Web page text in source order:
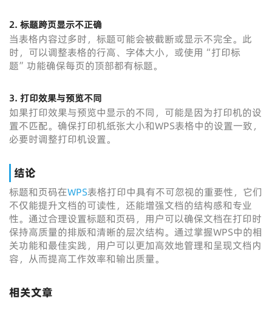
2. 标题跨页显示不正确
当表格内容过多时，标题可能会被截断或显示不完全。此
时，可以调整表格的行高、字体大小，或使用“打印标
题”功能确保每页的顶部都有标题。
3. 打印效果与预览不同
如果打印效果与预览中显示的不同，可能是因为打印机的设
置不匹配。确保打印机纸张大小和WPS表格中的设置一致，
必要时调整打印机设置。
结论
标题和页码在WPS表格打印中具有不可忽视的重要性，它们
不仅能提升文档的可读性，还能增强文档的结构感和专业
性。通过合理设置标题和页码，用户可以确保文档在打印时
保持高质量的排版和清晰的层次结构。通过掌握WPS中的相
关功能和最佳实践，用户可以更加高效地管理和呈现文档内
容，从而提高工作效率和输出质量。
相关文章